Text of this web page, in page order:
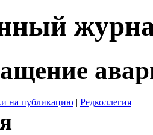
на публикацию | Редколлегия